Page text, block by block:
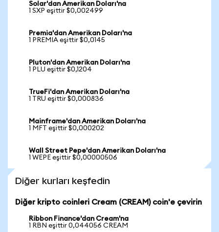
Solar'dan Amerikan Doları'na
1 SXP eşittir $0,002499
Premia'dan Amerikan Doları'na
1 PREMIA eşittir $0,0145
Pluton'dan Amerikan Doları'na
1 PLU eşittir $0,1204
TrueFi'dan Amerikan Doları'na
1 TRU eşittir $0,000836
Mainframe'dan Amerikan Doları'na
1 MFT eşittir $0,000202
Wall Street Pepe'dan Amerikan Doları'na
1 WEPE eşittir $0,00000506
Diğer kurları keşfedin
Diğer kripto coinleri Cream (CREAM) coin'e çevirin
Ribbon Finance'dan Cream'na
1 RBN eşittir 0,044056 CREAM